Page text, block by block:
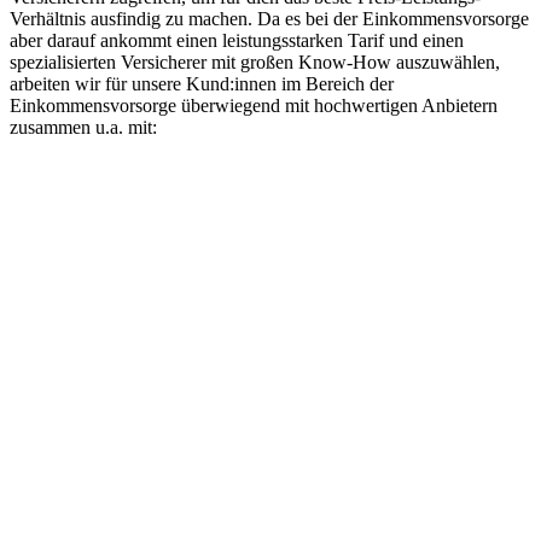
Verhältnis ausfindig zu machen. Da es bei der Einkommensvorsorge
aber darauf ankommt einen leistungsstarken Tarif und einen
spezialisierten Versicherer mit großen Know-How auszuwählen,
arbeiten wir für unsere Kund:innen im Bereich der
Einkommensvorsorge überwiegend mit hochwertigen Anbietern
zusammen u.a. mit: